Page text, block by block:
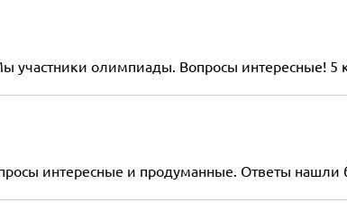
олимпиады. Вопросы интересные! 5
интересные и продуманные. Ответы нашли